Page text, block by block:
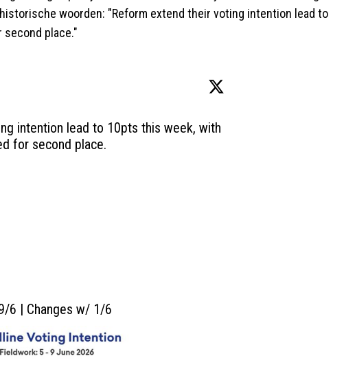
woorden: "Reform extend their voting intention lead to
place."
intention lead to 10pts this week, with
for second place.
6 | Changes w/ 1/6